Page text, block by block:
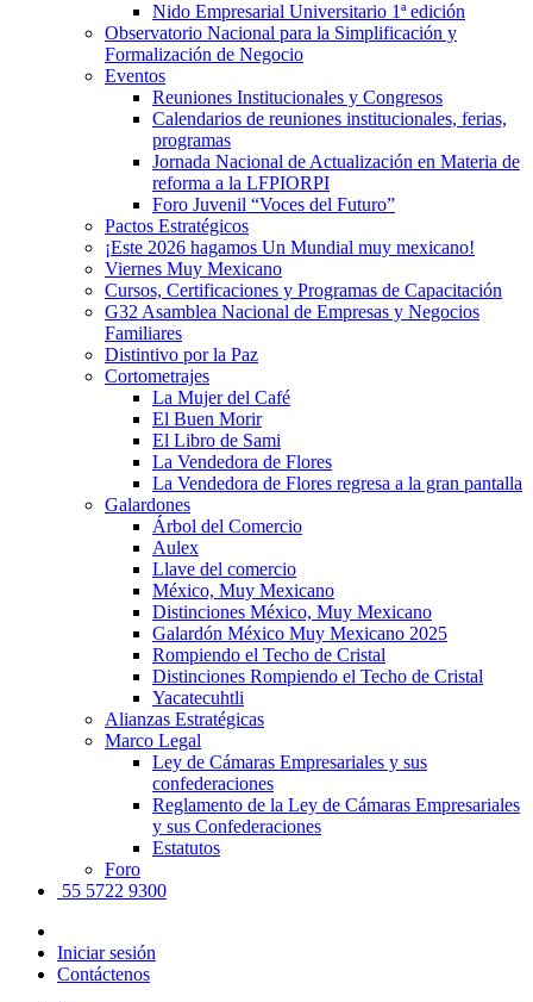
Nido Empresarial Universitario 1ª edición
Observatorio Nacional para la Simplificación y
Formalización de Negocio
Eventos
Reuniones Institucionales y Congresos
Calendarios de reuniones institucionales, ferias,
programas
Jornada Nacional de Actualización en Materia de
reforma a la LFPIORPI
Foro Juvenil “Voces del Futuro”
Pactos Estratégicos
¡Este 2026 hagamos Un Mundial muy mexicano!
Viernes Muy Mexicano
Cursos, Certificaciones y Programas de Capacitación
G32 Asamblea Nacional de Empresas y Negocios
Familiares
Distintivo por la Paz
Cortometrajes
La Mujer del Café
El Buen Morir
El Libro de Sami
La Vendedora de Flores
La Vendedora de Flores regresa a la gran pantalla
Galardones
Árbol del Comercio
Aulex
Llave del comercio
México, Muy Mexicano
Distinciones México, Muy Mexicano
Galardón México Muy Mexicano 2025
Rompiendo el Techo de Cristal
Distinciones Rompiendo el Techo de Cristal
Yacatecuhtli
Alianzas Estratégicas
Marco Legal
Ley de Cámaras Empresariales y sus
confederaciones
Reglamento de la Ley de Cámaras Empresariales
y sus Confederaciones
Estatutos
Foro
55 5722 9300
Iniciar sesión
Contáctenos